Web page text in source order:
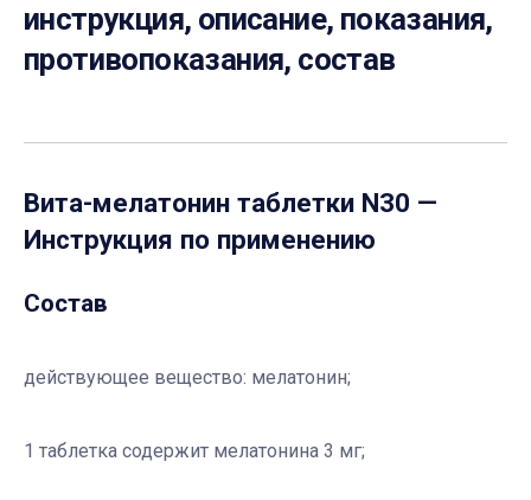
инструкция, описание, показания,
противопоказания, состав
Вита-мелатонин таблетки N30 —
Инструкция по применению
Состав
действующее вещество: мелатонин;
1 таблетка содержит мелатонина 3 мг;